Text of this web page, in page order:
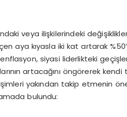
veya ilişkilerindeki
aya kıyasla iki kat artarak
siyasi liderlikteki
artacağını öngörerek kendi
yakından takip etmenin
bulundu: